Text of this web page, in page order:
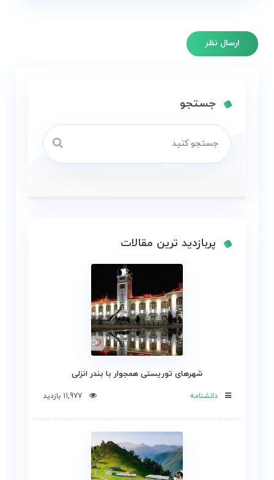
جستجو
پربازدید ترین مقالات
شهرهای توریستی همجوار با بندر انزلی
دانشنامه 11,977 بازدید